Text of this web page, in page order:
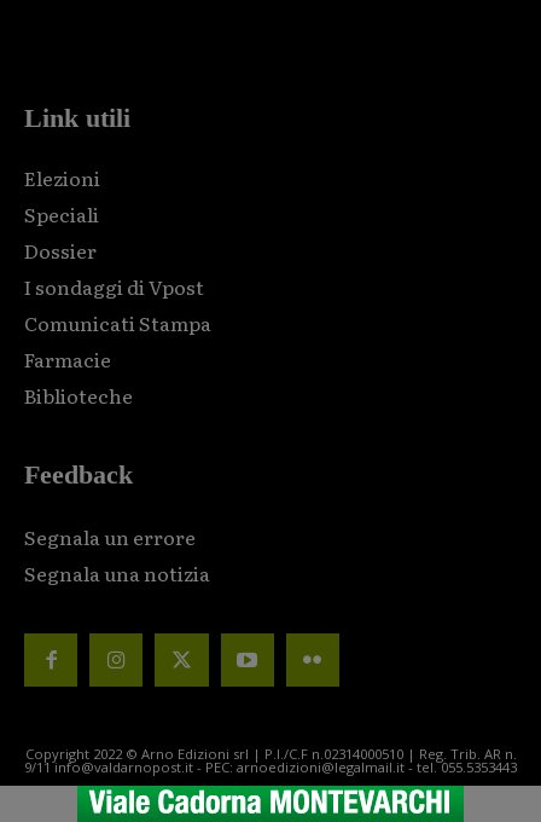
Link utili
Elezioni
Speciali
Dossier
I sondaggi di Vpost
Comunicati Stampa
Farmacie
Biblioteche
Feedback
Segnala un errore
Segnala una notizia
Copyright 2022 © Arno Edizioni srl | P.I./C.F n.02314000510 | Reg. Trib. AR n.
9/11 info@valdarnopost.it - PEC: arnoedizioni@legalmail.it - tel. 055.5353443